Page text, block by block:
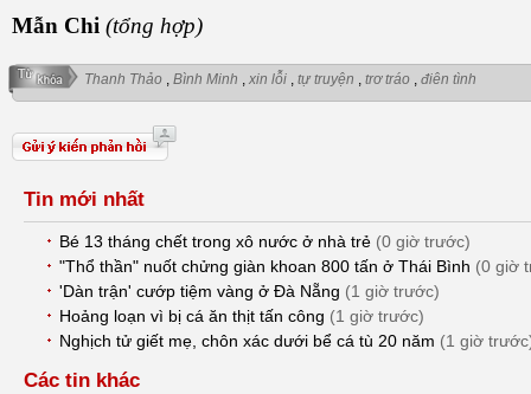
Mẫn Chi (tổng hợp)
Thanh Thảo , Bình Minh , xin lỗi , tự truyện , trơ tráo , điên tình
Tin mới nhất
Bé 13 tháng chết trong xô nước ở nhà trẻ (0 giờ trước)
"Thổ thần" nuốt chửng giàn khoan 800 tấn ở Thái Bình (0 giờ
'Dàn trận' cướp tiệm vàng ở Đà Nẵng (1 giờ trước)
Hoảng loạn vì bị cá ăn thịt tấn công (1 giờ trước)
Nghịch tử giết mẹ, chôn xác dưới bể cá tù 20 năm (1 giờ
Các tin khác